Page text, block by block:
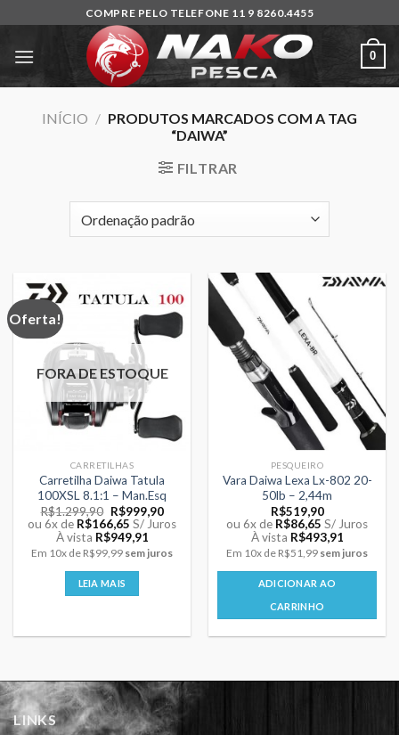
content
COMPRE PELO TELEFONE 11 9 8260.4455
0
INÍCIO / PRODUTOS MARCADOS COM A TAG
“DAIWA”
FILTRAR
Oferta!
FORA DE ESTOQUE
CARRETILHAS
Carretilha Daiwa Tatula
100XSL 8.1:1 – Man.Esq
R$1.299,90 O
preço
original
era:
R$1.299,90.
R$999,90O
preço
R$999,90.
ou 6x de R$166,65 S/ Juros
À vista R$949,91
Em 10x de R$99,99 sem juros
LEIA MAIS
PESQUEIRO
Vara Daiwa Lexa Lx-802 20-
50lb – 2,44m
R$519,90
ou 6x de R$86,65 S/ Juros
À vista R$493,91
Em 10x de R$51,99 sem juros
ADICIONAR AO
CARRINHO
LINKS